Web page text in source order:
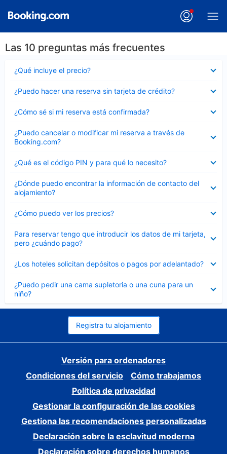
Las 10 preguntas más frecuentes
¿Qué incluye el precio?
cerrado
¿Puedo hacer una reserva sin tarjeta de crédito?
cerrado
¿Cómo sé si mi reserva está confirmada?
cerrado
¿Puedo cancelar o modificar mi reserva a través de
Booking.com?
cerrado
¿Qué es el código PIN y para qué lo necesito?
cerrado
¿Dónde puedo encontrar la información de contacto del
alojamiento?
cerrado
¿Cómo puedo ver los precios?
cerrado
Para reservar tengo que introducir los datos de mi tarjeta,
pero ¿cuándo pago?
cerrado
¿Los hoteles solicitan depósitos o pagos por adelantado?
cerrado
¿Puedo pedir una cama supletoria o una cuna para un
niño?
cerrado
Registra tu alojamiento
Versión para ordenadores
Condiciones del servicio
Cómo trabajamos
Política de privacidad
Gestionar la configuración de las cookies
Gestiona las recomendaciones personalizadas
Declaración sobre la esclavitud moderna
Declaración sobre derechos humanos